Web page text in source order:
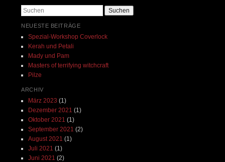
Suchen
NEUESTE BEITRÄGE
Spezial-Workshop Coverlock
Kerah und Petali
Mady und Pam
Masters of terrifying witchcraft
Pilze
ARCHIV
März 2023 (1)
Dezember 2021 (1)
Oktober 2021 (1)
September 2021 (2)
August 2021 (1)
Juli 2021 (1)
Juni 2021 (2)